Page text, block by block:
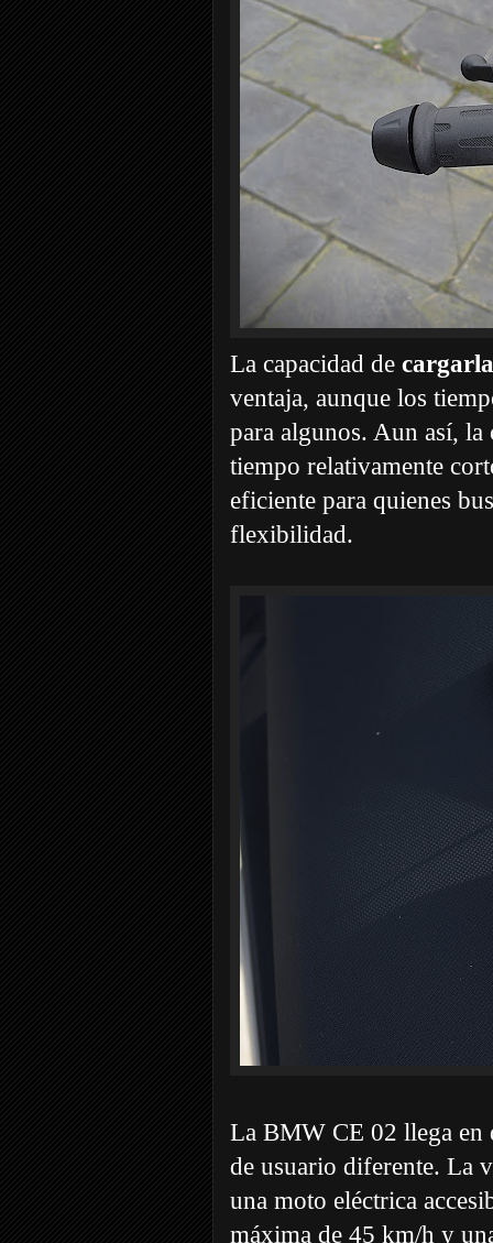
La capacidad de
ventaja, aunque los
para algunos. Aun así, la
tiempo relativamente
eficiente para quienes
flexibilidad.
La BMW CE 02 llega en
de usuario diferente. La
una moto eléctrica
máxima de 45 km/h y